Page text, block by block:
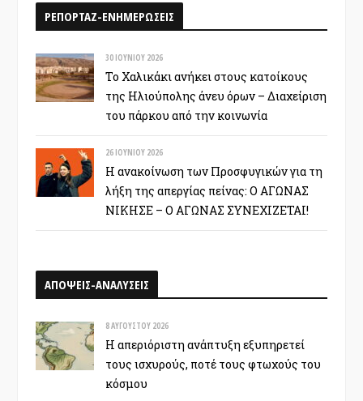
ΡΕΠΟΡΤΑΖ-ΕΝΗΜΕΡΩΣΕΙΣ
30 ΙΟΥΝΊΟΥ 2026
Το Χαλικάκι ανήκει στους κατοίκους
της Ηλιούπολης άνευ όρων – Διαχείριση
του πάρκου από την κοινωνία
26 ΙΟΥΝΊΟΥ 2026
Η ανακοίνωση των Προσφυγικών για τη
λήξη της απεργίας πείνας: Ο ΑΓΩΝΑΣ
ΝΙΚΗΣΕ – Ο ΑΓΩΝΑΣ ΣΥΝΕΧΙΖΕΤΑΙ!
ΑΠΟΨΕΙΣ-ΑΝΑΛΥΣΕΙΣ
8 ΑΥΓΟΎΣΤΟΥ 2026
Η απεριόριστη ανάπτυξη εξυπηρετεί
τους ισχυρούς, ποτέ τους φτωχούς του
κόσμου